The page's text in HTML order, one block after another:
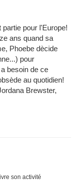
pour l'Europe!
ans quand sa
Phoebe dècide
pour
besoin de ce
au quotidien!
Brewster,
son activité